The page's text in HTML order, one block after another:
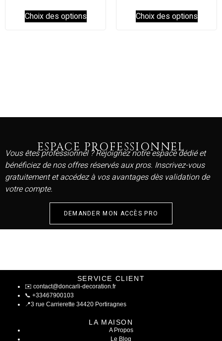
Choix des options Choix des options
ESPACE PROFESSIONNEL
Vous êtes professionnel ? Rejoignez notre espace dédié et
bénéficiez de nos offres réservés aux pros. Inscrivez-vous
gratuitement et accédez à vos avantages dès validation de
votre compte.
DEMANDER MON ACCÈS PRO
SERVICE CLIENT
✉️ contact@doncarli-decoration.fr
📞 +33467900103
📍3 rue Carrierette 34420 Portiragnes
LA MAISON
A Propos
Le Blog